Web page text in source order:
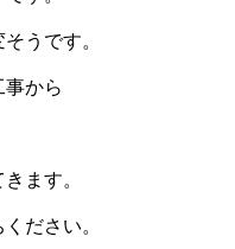
うです。
から
ます。
ださい。